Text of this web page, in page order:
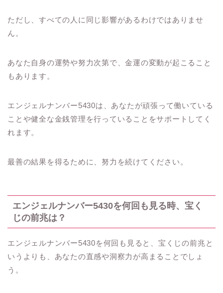
ただし、すべての人に同じ影響があるわけではありませ
ん。
あなた自身の運勢や努力次第で、金運の変動が起こること
もあります。
エンジェルナンバー5430は、あなたが頑張って働いている
ことや健全な金銭管理を行っていることをサポートしてく
れます。
最善の結果を得るために、努力を続けてください。
エンジェルナンバー5430を何回も見る時、宝く
じの前兆は？
エンジェルナンバー5430を何回も見ると、宝くじの前兆と
いうよりも、あなたの直感や洞察力が高まることでしょ
う。